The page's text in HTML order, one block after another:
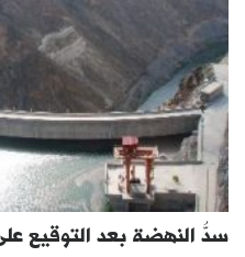
سدُّ النهضة بعد التوقيع